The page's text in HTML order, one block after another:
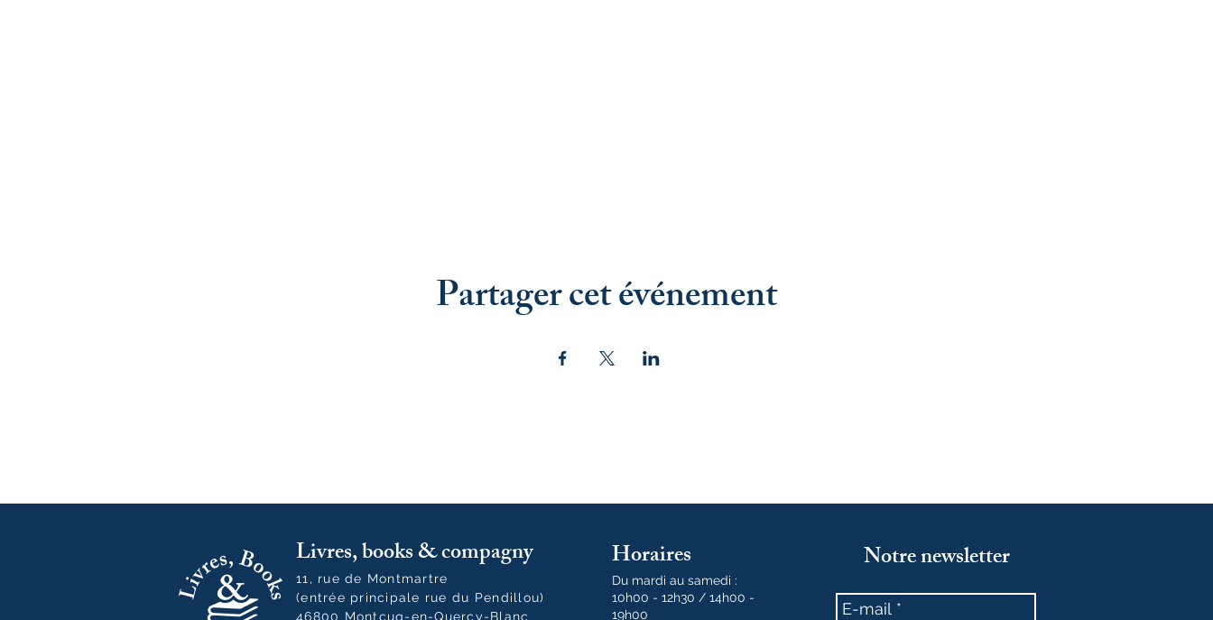
Partager cet événement
Livres, books & compagny
11, rue de Montmartre
(entrée principale rue du Pendillou)
46800 Montcuq-en-Quercy-Blanc
Horaires
Du mardi au samedi :
10h00 - 12h30 / 14h00 -
19h00
Notre newsletter